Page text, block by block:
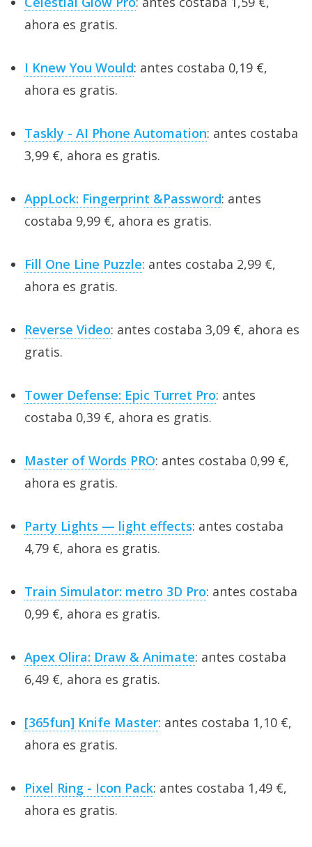
ahora es gratis.
I Knew You Would: antes costaba 0,19 €,
ahora es gratis.
Taskly - AI Phone Automation: antes costaba
3,99 €, ahora es gratis.
AppLock: Fingerprint &Password: antes
costaba 9,99 €, ahora es gratis.
Fill One Line Puzzle: antes costaba 2,99 €,
ahora es gratis.
Reverse Video: antes costaba 3,09 €, ahora es
gratis.
Tower Defense: Epic Turret Pro: antes
costaba 0,39 €, ahora es gratis.
Master of Words PRO: antes costaba 0,99 €,
ahora es gratis.
Party Lights — light effects: antes costaba
4,79 €, ahora es gratis.
Train Simulator: metro 3D Pro: antes costaba
0,99 €, ahora es gratis.
Apex Olira: Draw & Animate: antes costaba
6,49 €, ahora es gratis.
[365fun] Knife Master: antes costaba 1,10 €,
ahora es gratis.
Pixel Ring - Icon Pack: antes costaba 1,49 €,
ahora es gratis.